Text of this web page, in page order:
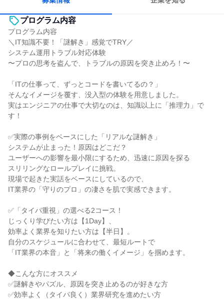
プログラム内容
プログラム内容
＼IT知識不要！「謎解き」感覚でTRY／
システム運用トラブル対応体験
〜プロの思考を盗んで、トラブルの原因を突き止めろ！〜
「ITの仕事って、ずっとコードを書いてるの？」
そんなイメージを覆す、没入型の体験を用意しました。
実はエンジニアの仕事で大切なのは、知識以上に「推理力」で
す！
✅実際の事例をベースにした「リアルな謎解き」
システムが止まった！原因はどこだ？
ユーザーへの影響を最小限にするため、迅速に原因を探る
スリリングなロールプレイに挑戦。
現場で起きた実話をベースにしているので、
IT業界の「守りのプロ」の凄さを肌で実感できます。
✅「タイパ重視」の選べる2コース！
じっくり学びたい方は【1Day】、
効率よく業界を知りたい方は【半日】。
自分のスケジュールに合わせて、最短ルートで
「IT業界の本音」と「将来の働くイメージ」を掴めます。
◆こんな方にオススメ
✅謎解きやパズル、原因を突き止めるのが好きな方
✅効率よく（タイパ良く）業界研究を進めたい方